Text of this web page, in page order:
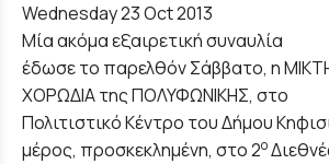
Wednesday 23 Oct 2013
Μία ακόμα εξαιρετική συναυλία
έδωσε το παρελθόν Σάββατο, η
ΧΟΡΩΔΙΑ της ΠΟΛΥΦΩΝΙΚΗΣ, στο
Πολιτιστικό Κέντρο του Δήμου
μέρος, προσκεκλημένη, στο 2ο